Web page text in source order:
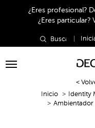
¿Eres profesional?
¿Eres particular?
Toggle
<
Inicio
Identity
Ambientador